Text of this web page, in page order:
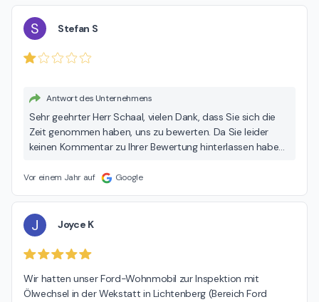
S Stefan S
Antwort des Unternehmens
Sehr geehrter Herr Schaal, vielen Dank, dass Sie sich die
Zeit genommen haben, uns zu bewerten. Da Sie leider
keinen Kommentar zu Ihrer Bewertung hinterlassen haben,
geführt hat. Wir möchten Sie jedoch herzlich dazu
über Ihre Erfahrung erfahren und mögliche
Missverständnisse klären können. Gerne können Sie sich
jederzeit per E-Mail an uns wenden:
dmitrij.gross@dinnebiergruppe.de Ihr Feedback ist uns
kontinuierlich zu verbessern. Wir würden uns freuen, wenn
Sie uns die Gelegenheit geben, persönlich mit Ihnen zu
Vor einem Jahr auf Google
J Joyce K
Wir hatten unser Ford-Wohnmobil zur Inspektion mit
Ölwechsel in der Wekstatt in Lichtenberg (Bereich Ford